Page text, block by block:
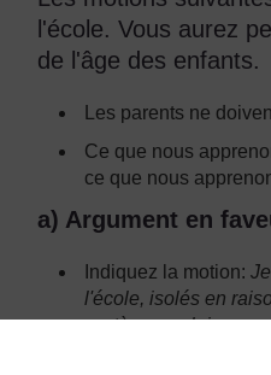
l'école. Vous aurez
de l'âge des enfants.
Les parents ne
Ce que nous
ce que nous
a) Argument en
Indiquez la motion:
l'école, isolés en
système scolaire.
Définissez vos